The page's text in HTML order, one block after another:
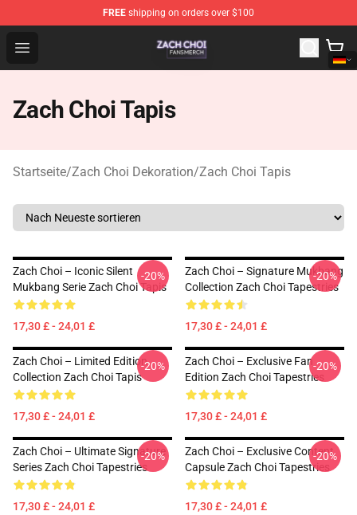
FREE shipping on orders over $100
Open menu
Zach Choi Shop - Official Zach Choi Merchandise Store
Zach Choi Tapis
Startseite/Zach Choi Dekoration/Zach Choi Tapis
Zach Choi – Iconic Silent
Mukbang Serie Zach Choi Tapis
17,30 £ - 24,01 £
-20%
Zach Choi – Signature Mukbang
Collection Zach Choi Tapestries
17,30 £ - 24,01 £
-20%
Zach Choi – Limited Edition
Collection Zach Choi Tapis
17,30 £ - 24,01 £
-20%
Zach Choi – Exclusive Fan
Edition Zach Choi Tapestries
17,30 £ - 24,01 £
-20%
Zach Choi – Ultimate Signature
Series Zach Choi Tapestries
17,30 £ - 24,01 £
-20%
Zach Choi – Exclusive Content
Capsule Zach Choi Tapestries
17,30 £ - 24,01 £
-20%